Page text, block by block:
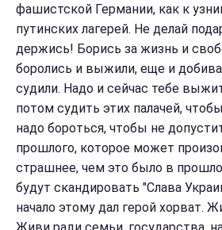
фашистской Германии, как к
путинских лагерей. Не делай
держись! Борись за жизнь и
боролись и выжили, еще и
судили. Надо и сейчас тебе
потом судить этих палачей,
надо бороться, чтобы не
прошлого, которое может
страшнее, чем это было в
будут скандировать "Слава
начало этому дал герой хорват.